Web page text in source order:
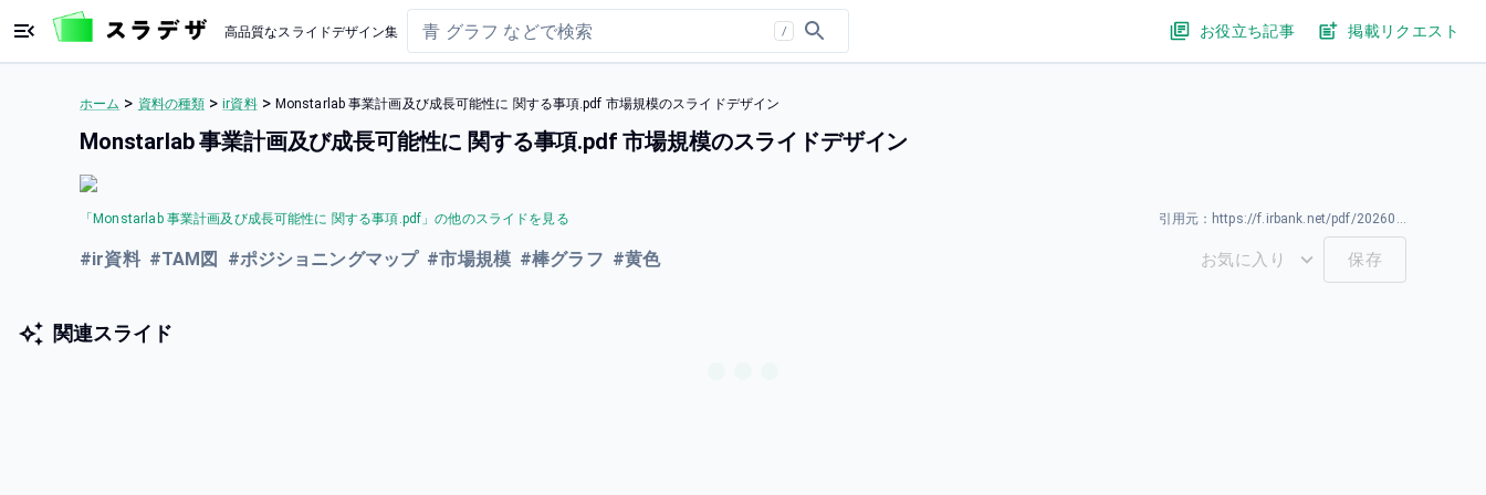
高品質なスライドデザイン集 / お役立ち記事 掲載リクエスト
ホーム > 資料の種類 > ir資料 > Monstarlab 事業計画及び成長可能性に 関する事項.pdf 市場規模のスライドデザイン
Monstarlab 事業計画及び成長可能性に 関する事項.pdf 市場規模のスライドデザイン
「 Monstarlab 事業計画及び成長可能性に 関する事項.pdf 」の他のスライドを見る 引用元： https://f.irbank.net/pdf/20260331/140120260331594691.pdf
#ir資料 #TAM図 #ポジショニングマップ #市場規模 #棒グラフ #黄色 お気に入り 保存
関連スライド